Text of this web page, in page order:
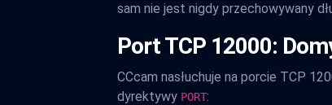
sam nie jest nigdy przechowywany
Port TCP 12000:
CCcam nasłuchuje na porcie TCP
dyrektywy PORT: